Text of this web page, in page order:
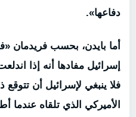
دفاعها».
أما بايدن، بحسب فريدمان
إسرائيل مفادها أنه إذا
فلا ينبغي لإسرائيل أن
الأميركي الذي تلقاه